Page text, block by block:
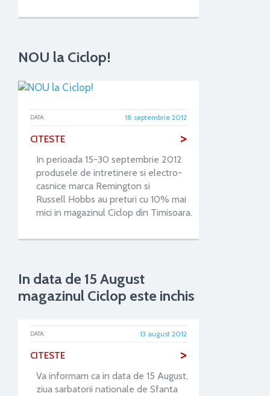
NOU la Ciclop!
DATA: 18 septembrie 2012
CITESTE >
In perioada 15-30 septembrie 2012
produsele de intretinere si electro-
casnice marca Remington si
Russell Hobbs au preturi cu 10% mai
mici in magazinul Ciclop din Timisoara.
In data de 15 August
magazinul Ciclop este inchis
DATA: 13 august 2012
CITESTE >
Va informam ca in data de 15 August,
ziua sarbatorii nationale de Sfanta